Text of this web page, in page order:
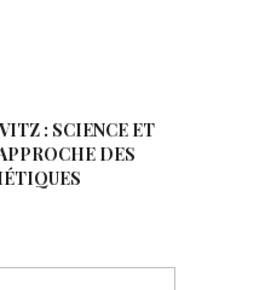
: SCIENCE ET
DES